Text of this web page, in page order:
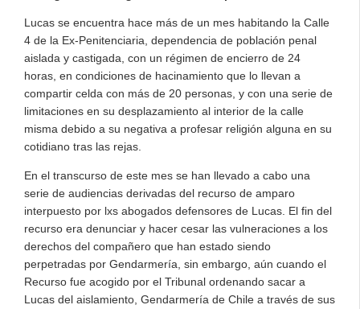
Lucas se encuentra hace más de un mes habitando la Calle
4 de la Ex-Penitenciaria, dependencia de población penal
aislada y castigada, con un régimen de encierro de 24
horas, en condiciones de hacinamiento que lo llevan a
compartir celda con más de 20 personas, y con una serie de
limitaciones en su desplazamiento al interior de la calle
misma debido a su negativa a profesar religión alguna en su
cotidiano tras las rejas.
En el transcurso de este mes se han llevado a cabo una
serie de audiencias derivadas del recurso de amparo
interpuesto por lxs abogados defensores de Lucas. El fin del
recurso era denunciar y hacer cesar las vulneraciones a los
derechos del compañero que han estado siendo
perpetradas por Gendarmería, sin embargo, aún cuando el
Recurso fue acogido por el Tribunal ordenando sacar a
Lucas del aislamiento, Gendarmería de Chile a través de sus